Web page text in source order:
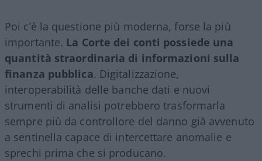
Poi c’è la questione più moderna, forse la più
importante. La Corte dei conti possiede una
quantità straordinaria di informazioni sulla
finanza pubblica. Digitalizzazione,
interoperabilità delle banche dati e nuovi
strumenti di analisi potrebbero trasformarla
sempre più da controllore del danno già avvenuto
a sentinella capace di intercettare anomalie e
sprechi prima che si producano.